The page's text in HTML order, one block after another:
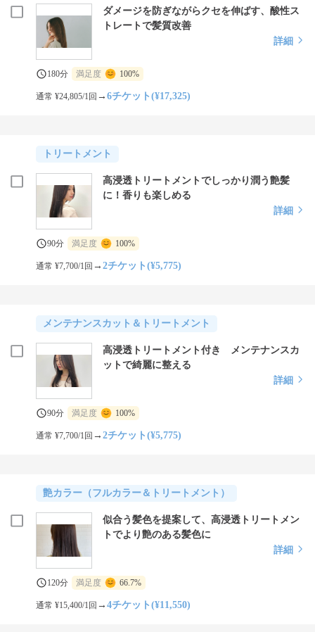
ダメージを防ぎながらクセを伸ばす、酸性ス
トレートで髪質改善
詳細
180分 満足度 100%
通常 ¥24,805/1回 →6チケット(¥17,325)
トリートメント
高浸透トリートメントでしっかり潤う艶髪
に！香りも楽しめる
詳細
90分 満足度 100%
通常 ¥7,700/1回 →2チケット(¥5,775)
メンテナンスカット＆トリートメント
高浸透トリートメント付き メンテナンスカ
ットで綺麗に整える
詳細
90分 満足度 100%
通常 ¥7,700/1回 →2チケット(¥5,775)
艶カラー（フルカラー＆トリートメント）
似合う髪色を提案して、高浸透トリートメン
トでより艶のある髪色に
詳細
120分 満足度 66.7%
通常 ¥15,400/1回 →4チケット(¥11,550)